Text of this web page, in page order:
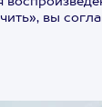
вы